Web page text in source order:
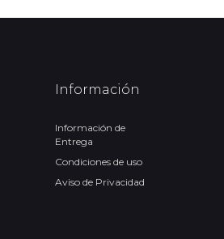
Información
Información de
Entrega
Condiciones de uso
Aviso de Privacidad